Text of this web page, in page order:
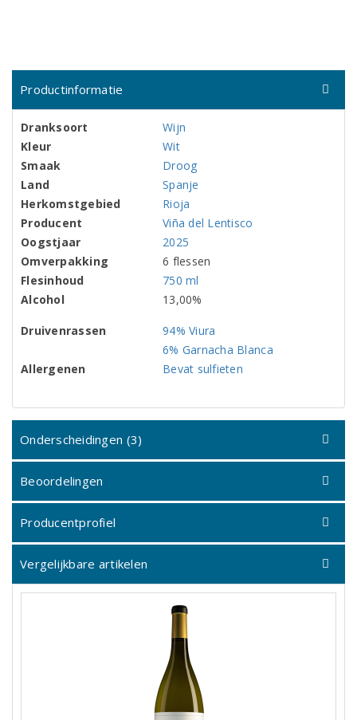
Productinformatie
Dranksoort
Wijn
Kleur
Wit
Smaak
Droog
Land
Spanje
Herkomstgebied
Rioja
Producent
Viña del Lentisco
Oogstjaar
2025
Omverpakking
6 flessen
Flesinhoud
750 ml
Alcohol
13,00%
Druivenrassen
94% Viura
6% Garnacha Blanca
Allergenen
Bevat sulfieten
Onderscheidingen (3)
Beoordelingen
Producentprofiel
Vergelijkbare artikelen